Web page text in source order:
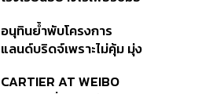
อนุทินย้ำพับโครงการ
แลนด์บริดจ์เพราะไม่คุ้ม มุ่ง
รองรับอ่าวไทย-อันดามัน
CARTIER AT WEIBO